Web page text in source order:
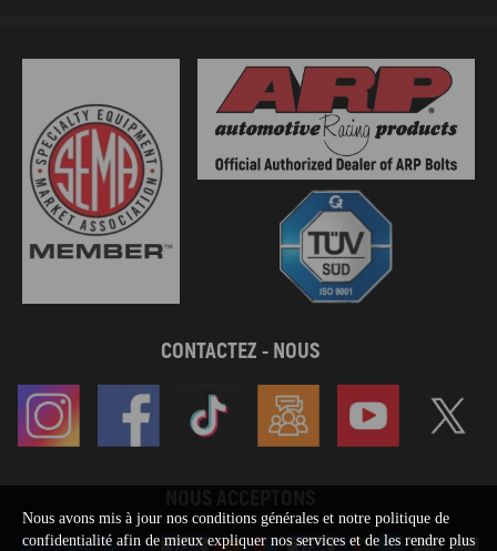
CONTACTEZ - NOUS
Nous avons mis à jour nos conditions générales et notre politique de
confidentialité afin de mieux expliquer nos services et de les rendre plus